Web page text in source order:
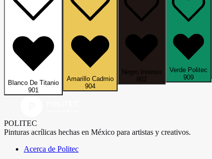
Blanco De Titanio
901
Amarillo Cadmio
904
Negro Intenso
902
Verde Politec
909
POLITEC
Pinturas acrílicas hechas en México para artistas y creativos.
Acerca de Politec